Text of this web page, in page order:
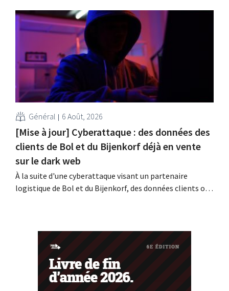
faut. De plus, la législation du travail constitue un
obstacle. Les conditions sont-elles équitables pour tous
Général 6 Août, 2026
[Mise à jour] Cyberattaque : des données des
clients de Bol et du Bijenkorf déjà en vente
sur le dark web
À la suite d'une cyberattaque visant un partenaire
logistique de Bol et du Bijenkorf, des données clients ont